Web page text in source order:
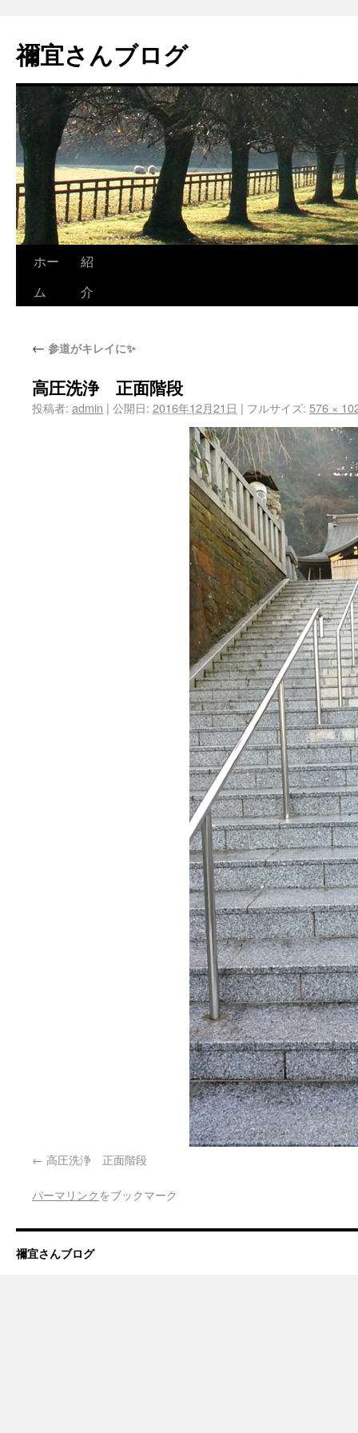
禰宜さんブログ
ホー
ム
紹
介
← 参道がキレイに✨
高圧洗浄 正面階段
投稿者: admin | 公開日: 2016年12月21日 | フルサイズ: 576 ×
高圧洗浄 正面階段
パーマリンクをブックマーク
禰宜さんブログ